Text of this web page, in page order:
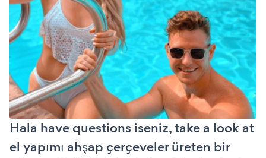
Hala have questions iseniz, take a look at
el yapımı ahşap çerçeveler üreten bir